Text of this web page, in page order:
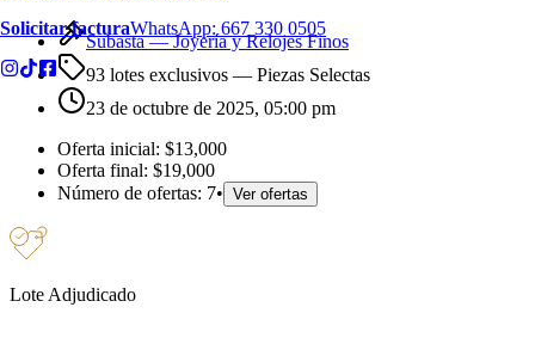
Solicitar facturaWhatsApp: 667 330 0505
Subasta —Joyería y Relojes Finos
93 lotes exclusivos — Piezas Selectas
23 de octubre de 2025, 05:00 pm
Oferta inicial: $13,000
Oferta final: $19,000
Número de ofertas: 7• Ver ofertas
Lote Adjudicado